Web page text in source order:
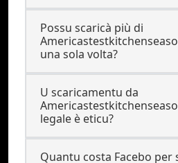
Possu scaricà più di
una sola volta?
U scaricamentu da
legale è eticu?
Quantu costa Facebo per